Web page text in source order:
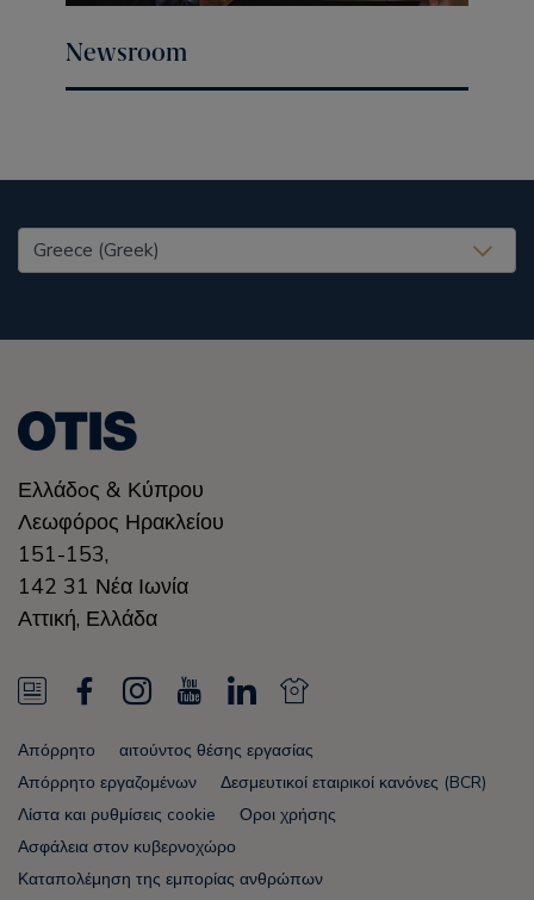
Newsroom
United States (EN)
Ελλάδoς & Κύπρου
Λεωφόρος Ηρακλείου
151-153,
142 31 Νέα Ιωνία
Αττική, Ελλάδα
N
e
w
s
F
c
e
b
I
n
s
t
a
o
T
u
L
n
k
e
N
w
s
Απόρρητο
αιτούντος θέσης εργασίας
Απόρρητο εργαζομένων
Δεσμευτικοί εταιρικοί κανόνες (BCR)
Λίστα και ρυθμίσεις cookie
Οροι χρήσης
Ασφάλεια στον κυβερνοχώρο
Καταπολέμηση της εμπορίας ανθρώπων